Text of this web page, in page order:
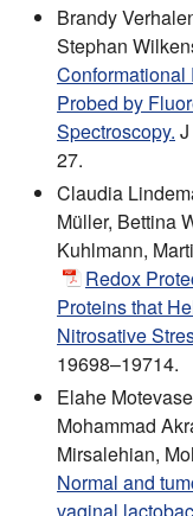
Brandy
Stephan
Conformational
Probed by
Spectroscopy.
27.
Claudia
Müller, Bettina
Kuhlmann,
Redox
Proteins that
Nitrosative
19698–19714.
Elahe
Mohammad
Mirsalehian,
Normal and